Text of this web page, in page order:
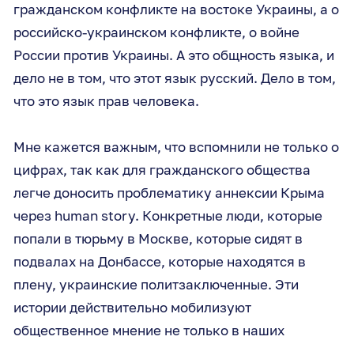
гражданском конфликте на востоке Украины, а о
российско-украинском конфликте, о войне
России против Украины. А это общность языка, и
дело не в том, что этот язык русский. Дело в том,
что это язык прав человека.
Мне кажется важным, что вспомнили не только о
цифрах, так как для гражданского общества
легче доносить проблематику аннексии Крыма
через human story. Конкретные люди, которые
попали в тюрьму в Москве, которые сидят в
подвалах на Донбассе, которые находятся в
плену, украинские политзаключенные. Эти
истории действительно мобилизуют
общественное мнение не только в наших